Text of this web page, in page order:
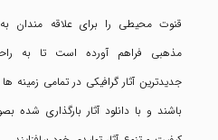
قنوت محیطی را برای علاقه مندان
مذهبی فراهم آورده است تا به
جدیدترین آثار گرافیکی در تمامی زمینه
باشند و با دانلود آثار بارگذاری شده